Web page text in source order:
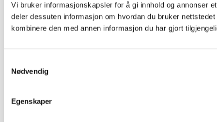
Vi bruker informasjonskapsler for å gi innhold og annonser
deler dessuten informasjon om hvordan du bruker
kombinere den med annen informasjon du har gjort
Nødvendig
Egenskaper